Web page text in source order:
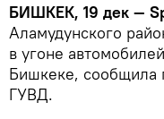
БИШКЕК, 19 дек —
Аламудунского
в угоне
Бишкеке, сообщила
ГУВД.